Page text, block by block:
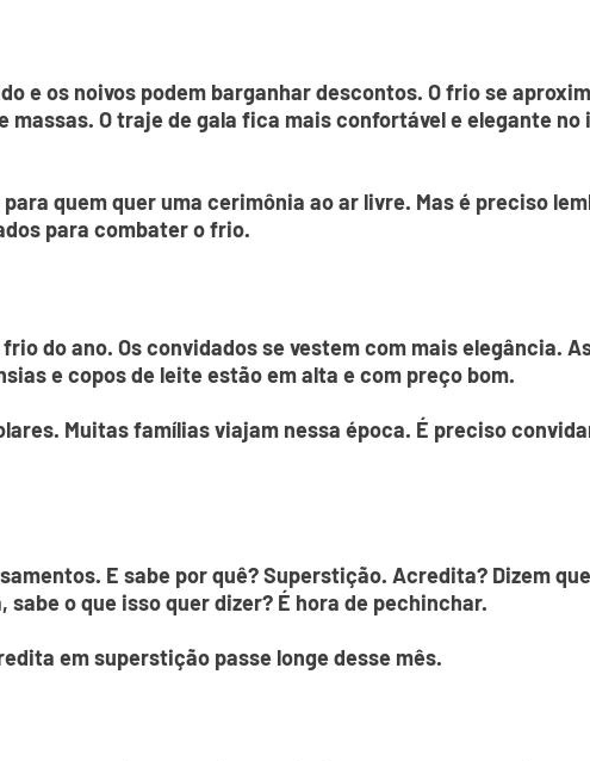
e os noivos podem barganhar descontos. O frio se
massas. O traje de gala fica mais confortável e elegante
quem quer uma cerimônia ao ar livre. Mas é preciso
para combater o frio.
do ano. Os convidados se vestem com mais elegância.
e copos de leite estão em alta e com preço bom.
Muitas famílias viajam nessa época. É preciso
E sabe por quê? Superstição. Acredita? Dizem
o que isso quer dizer? É hora de pechinchar.
em superstição passe longe desse mês.